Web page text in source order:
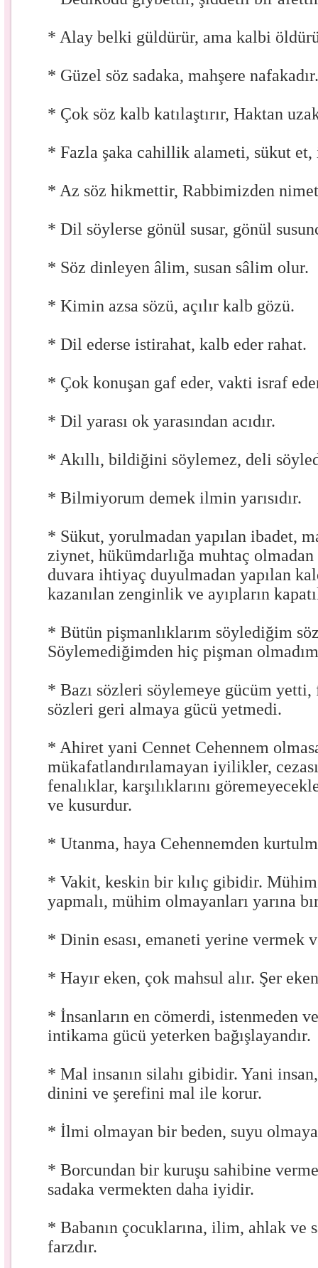
* Alay belki güldürür, ama kalbi
* Güzel söz sadaka, mahşere
* Çok söz kalb katılaştırır, Haktan
* Fazla şaka cahillik alameti, sükut et,
* Az söz hikmettir, Rabbimizden
* Dil söylerse gönül susar, gönül
* Söz dinleyen âlim, susan sâlim olur.
* Kimin azsa sözü, açılır kalb gözü.
* Dil ederse istirahat, kalb eder rahat.
* Çok konuşan gaf eder, vakti israf
* Dil yarası ok yarasından acıdır.
* Akıllı, bildiğini söylemez, deli
* Bilmiyorum demek ilmin yarısıdır.
* Sükut, yorulmadan yapılan ibadet,
ziynet, hükümdarlığa muhtaç
duvara ihtiyaç duyulmadan yapılan
kazanılan zenginlik ve ayıpların
* Bütün pişmanlıklarım söylediğim
Söylemediğimden hiç pişman
* Bazı sözleri söylemeye gücüm
sözleri geri almaya gücü yetmedi.
* Ahiret yani Cennet Cehennem
mükafatlandırılamayan iyilikler,
fenalıklar, karşılıklarını
ve kusurdur.
* Utanma, haya Cehennemden
* Vakit, keskin bir kılıç gibidir.
yapmalı, mühim olmayanları yarına
* Dinin esası, emaneti yerine vermek
* Hayır eken, çok mahsul alır. Şer
* İnsanların en cömerdi, istenmeden
intikama gücü yeterken bağışlayandır.
* Mal insanın silahı gibidir. Yani insan,
dinini ve şerefini mal ile korur.
* İlmi olmayan bir beden, suyu
* Borcundan bir kuruşu sahibine
sadaka vermekten daha iyidir.
* Babanın çocuklarına, ilim, ahlak ve
farzdır.